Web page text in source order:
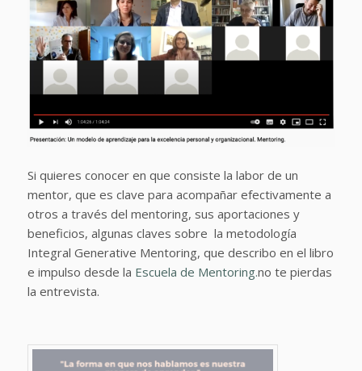
Si quieres conocer en que consiste la labor de un
mentor, que es clave para acompañar efectivamente a
otros a través del mentoring, sus aportaciones y
beneficios, algunas claves sobre la metodología
Integral Generative Mentoring, que describo en el libro
e impulso desde la Escuela de Mentoring.no te pierdas
la entrevista.